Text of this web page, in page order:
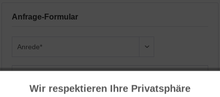
Anfrage-Formular
Funktionale Aktiv
Wir respektieren Ihre Privatsphäre